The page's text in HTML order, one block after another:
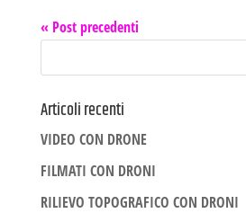
« Post precedenti
Articoli recenti
VIDEO CON DRONE
FILMATI CON DRONI
RILIEVO TOPOGRAFICO CON DRONI